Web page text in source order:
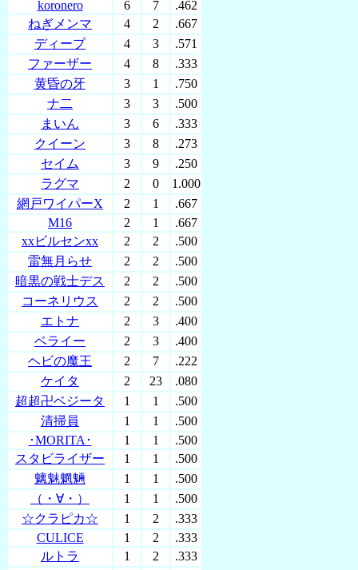
koronero 6 7
.462
ねぎメンマ
4 2
.667
ディープ
4 3
.571
ファーザー
4 8
.333
黄昏の牙
3 1
.750
ナ二
3 3
.500
まいん
3 6
.333
クイーン
3 8
.273
セイム
3 9
.250
ラグマ
2 0
1.000
網戸ワイパーХ
2 1
.667
M16
2 1
.667
xxビルセンxx
2 2
.500
雷無月らせ
2 2
.500
暗黒の戦士デス
2 2
.500
コーネリウス
2 2
.500
エトナ
2 3
.400
ベライー
2 3
.400
ヘビの魔王
2 7
.222
ケイタ
2 23
.080
超超卍ベジータ
1 1
.500
清掃員
1 1
.500
･MORITA･
1 1
.500
スタビライザー
1 1
.500
魑魅魍魎
1 1
.500
（・∀・）
1 1
.500
☆クラピカ☆
1 2
.333
CULICE
1 2
.333
ルトラ
1 2
.333